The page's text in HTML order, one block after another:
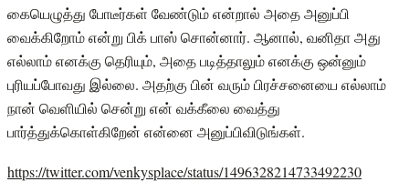
கையெழுத்து போடீர்கள் வேண்டும் என்றால் அதை அனுப்பி
வைக்கிறோம் என்று பிக் பாஸ் சொன்னார். ஆனால், வனிதா அது
எல்லாம் எனக்கு தெரியும், அதை படித்தாலும் எனக்கு ஒன்னும்
புரியப்போவது இல்லை. அதற்கு பின் வரும் பிரச்சனையை எல்லாம்
நான் வெளியில் சென்று என் வக்கீலை வைத்து
பார்த்துக்கொள்கிறேன் என்னை அனுப்பிவிடுங்கள்.
https://twitter.com/venkysplace/status/1496328214733492230